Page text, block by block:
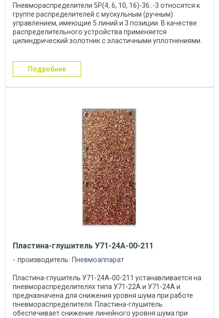
Пневмораспределители 5Р(4, 6, 10, 16)-36..-3 относятся к
группе распределителей с мускульным (ручным)
управлением, имеющие 5 линий и 3 позиции. В качестве
распределительного устройства применяется
цилиндрический золотник с эластичными уплотнениями.
подробнее
Пластина-глушитель У71-24А-00-211
производитель: Пневмоаппарат
Пластина-глушитель У71-24А-00-211 устанавливается на
пневмораспределителях типа У71-22А и У71-24А и
предназначена для снижения уровня шума при работе
пневмораспределителя. Пластина-глушитель
обеспечивает снижение линейного уровня шума при